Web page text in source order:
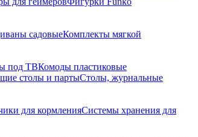
садовыеКомплекты мягкой
под ТВКомоды пластиковые
столы и партыСтолы, журнальные
для кормленияСистемы хранения для